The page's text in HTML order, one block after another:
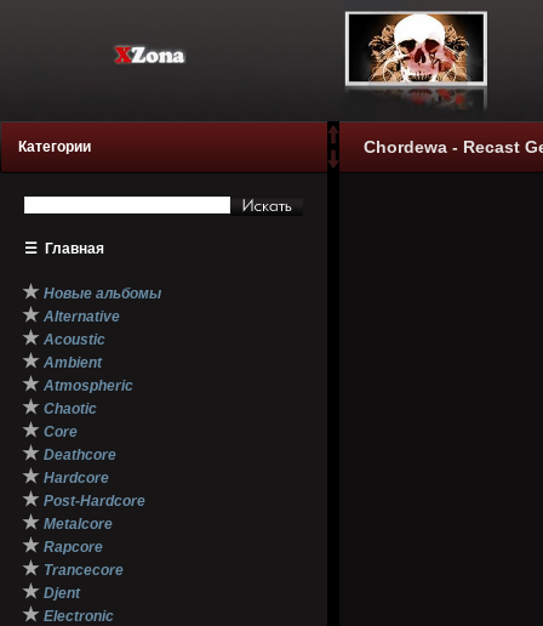
Категории
☰ Главная
★ Новые альбомы
★ Alternative
★ Acoustic
★ Ambient
★ Atmospheric
★ Chaotic
★ Core
★ Deathcore
★ Hardcore
★ Post-Hardcore
★ Metalcore
★ Rapcore
★ Trancecore
★ Djent
★ Electronic
Chordewa - Recast